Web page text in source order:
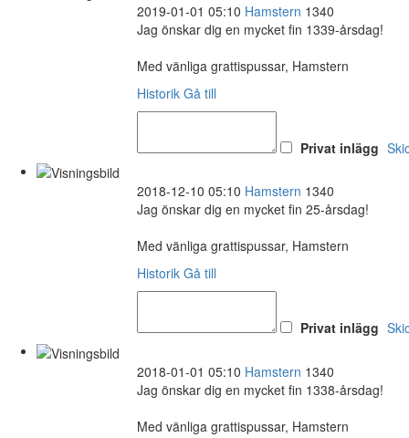
2019-01-01 05:10 Hamstern 1340
Jag önskar dig en mycket fin 1339-årsdag!
Med vänliga grattispussar, Hamstern
Historik Gå till
Privat inlägg
2018-12-10 05:10 Hamstern 1340
Jag önskar dig en mycket fin 25-årsdag!
Med vänliga grattispussar, Hamstern
Historik Gå till
Privat inlägg
2018-01-01 05:10 Hamstern 1340
Jag önskar dig en mycket fin 1338-årsdag!
Med vänliga grattispussar, Hamstern